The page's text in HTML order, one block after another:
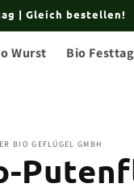
| Gleich bestellen!
Wurst Bio
BIO GEFLÜGEL GMBH